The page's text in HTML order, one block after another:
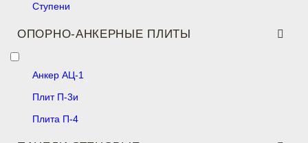
Ступени
ОПОРНО-АНКЕРНЫЕ ПЛИТЫ
Анкер АЦ-1
Плит П-3и
Плита П-4